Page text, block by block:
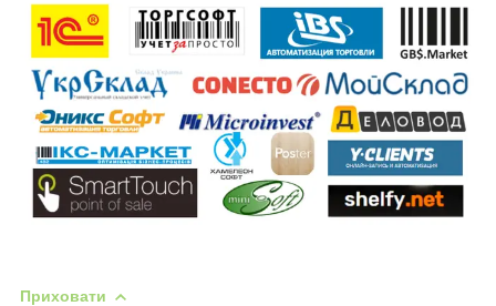
Приховати